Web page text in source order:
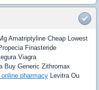
Amatriptyline Cheap Lowest
Finasteride
Viagra
Buy Generic Zithromax
pharmacy Levitra Ou